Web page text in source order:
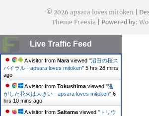
© 2026 apsara loves mitoken|
Theme Freesia| Powered by:
Live Traffic Feed
A visitor from Nara viewed "沼田の桜ス
パイラル - apsara loves mitoken" 5 hrs 28 mins
ago
A visitor from Tokushima viewed "逃
がした花火は大きい - apsara loves mitoken" 6
hrs 11 mins ago
A visitor from Saitama viewed " トリウ